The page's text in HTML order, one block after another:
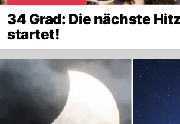
34 Grad: Die nächste
startet!